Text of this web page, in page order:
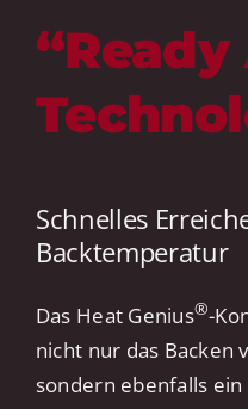
Schnelles
Backtemperatur
Das Heat Genius®-
nicht nur das Backen
sondern ebenfalls